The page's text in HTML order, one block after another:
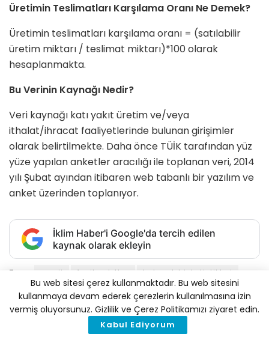
Üretimin Teslimatları Karşılama Oranı Ne Demek?
Üretimin teslimatları karşılama oranı = (satılabilir
üretim miktarı / teslimat miktarı)*100 olarak
hesaplanmakta.
Bu Verinin Kaynağı Nedir?
Veri kaynağı katı yakıt üretim ve/veya
ithalat/ihracat faaliyetlerinde bulunan girişimler
olarak belirtilmekte. Daha önce TÜİK tarafından yüz
yüze yapılan anketler aracılığı ile toplanan veri, 2014
yılı Şubat ayından itibaren web tabanlı bir yazılım ve
anket üzerinden toplanıyor.
İklim Haber'i Google'da tercih edilen
kaynak olarak ekleyin
Tags: enerji fosil yakıtlar
katı yakıt istatistikleri
termik santral
TÜİK
üretimin teslimatı karşılama oranı
Bu web sitesi çerez kullanmaktadır. Bu web sitesini
kullanmaya devam ederek çerezlerin kullanılmasına izin
vermiş oluyorsunuz. Gizlilik ve Çerez Politikamızı ziyaret edin.
Kabul Ediyorum